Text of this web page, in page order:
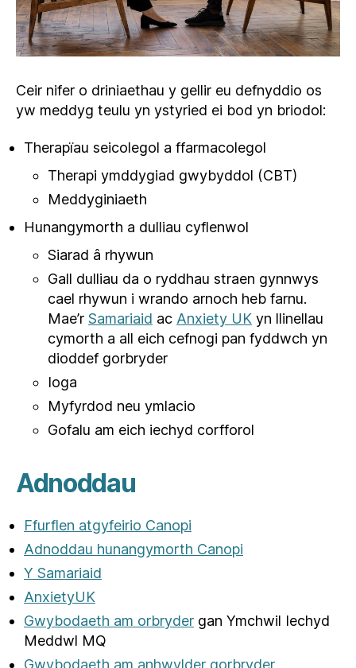
Ceir nifer o driniaethau y gellir eu defnyddio os
yw meddyg teulu yn ystyried ei bod yn briodol:
Therapïau seicolegol a ffarmacolegol
Therapi ymddygiad gwybyddol (CBT)
Meddyginiaeth
Hunangymorth a dulliau cyflenwol
Siarad â rhywun
Gall dulliau da o ryddhau straen gynnwys
cael rhywun i wrando arnoch heb farnu.
Mae’r Samariaid ac Anxiety UK yn llinellau
cymorth a all eich cefnogi pan fyddwch yn
dioddef gorbryder
Ioga
Myfyrdod neu ymlacio
Gofalu am eich iechyd corfforol
Adnoddau
Ffurflen atgyfeirio Canopi
Adnoddau hunangymorth Canopi
Y Samariaid
AnxietyUK
Gwybodaeth am orbryder gan Ymchwil Iechyd
Meddwl MQ
Gwybodaeth am anhwylder gorbryder